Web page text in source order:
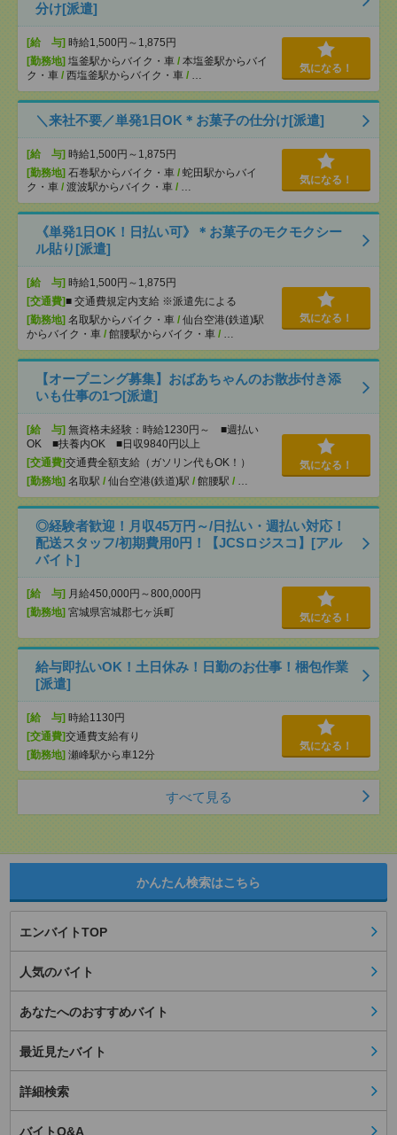
分け[派遣]
[給 与] 時給1,500円～1,875円
[勤務地] 塩釜駅からバイク・車 / 本塩釜駅からバイ
ク・車 / 西塩釜駅からバイク・車 / …
気になる！
＼来社不要／単発1日OK＊お菓子の仕分け[派遣]
[給 与] 時給1,500円～1,875円
[勤務地] 石巻駅からバイク・車 / 蛇田駅からバイ
ク・車 / 渡波駅からバイク・車 / …
気になる！
《単発1日OK！日払い可》＊お菓子のモクモクシー
ル貼り[派遣]
[給 与] 時給1,500円～1,875円
[交通費]■ 交通費規定内支給 ※派遣先による
[勤務地] 名取駅からバイク・車 / 仙台空港(鉄道)駅
からバイク・車 / 館腰駅からバイク・車 / …
気になる！
【オープニング募集】おばあちゃんのお散歩付き添
いも仕事の1つ[派遣]
[給 与] 無資格未経験：時給1230円～ ■週払い
OK ■扶養内OK ■日収9840円以上
[交通費]交通費全額支給（ガソリン代もOK！）
[勤務地] 名取駅 / 仙台空港(鉄道)駅 / 館腰駅 / …
気になる！
◎経験者歓迎！月収45万円～/日払い・週払い対応！
配送スタッフ/初期費用0円！【JCSロジスコ】[アル
バイト]
[給 与] 月給450,000円～800,000円
[勤務地] 宮城県宮城郡七ヶ浜町 気になる！
給与即払いOK！土日休み！日勤のお仕事！梱包作業
[派遣]
[給 与] 時給1130円
[交通費]交通費支給有り
[勤務地] 瀬峰駅から車12分
気になる！
すべて見る
かんたん検索はこちら
エンバイトTOP
人気のバイト
あなたへのおすすめバイト
最近見たバイト
詳細検索
バイトQ&A